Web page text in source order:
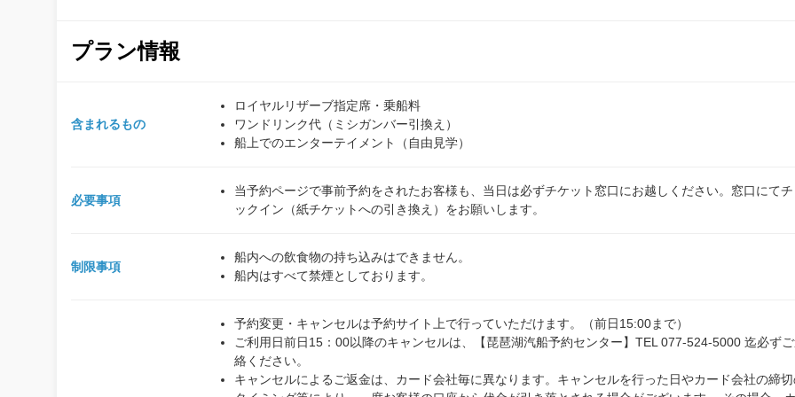
プラン情報
含まれるもの
ロイヤルリザーブ指定席・乗船料
ワンドリンク代（ミシガンバー引換え）
船上でのエンターテイメント（自由見学）
必要事項
当予約ページで事前予約をされたお客様も、当日は必ずチケット窓口にお越しください。窓口にてチ
ックイン（紙チケットへの引き換え）をお願いします。
制限事項
船内への飲食物の持ち込みはできません。
船内はすべて禁煙としております。
予約変更・キャンセルは予約サイト上で行っていただけます。（前日15:00まで）
ご利用日前日15：00以降のキャンセルは、【琵琶湖汽船予約センター】TEL 077-524-5000 迄必ず
絡ください。
キャンセルによるご返金は、カード会社毎に異なります。キャンセルを行った日やカード会社の締